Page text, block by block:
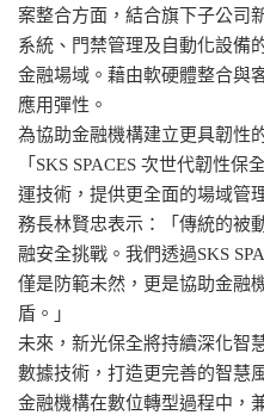
案整合方面，結合旗下子公司
系統、門禁管理及自動化設備
金融場域。藉由軟硬體整合與
應用彈性。
為協助金融機構建立更具韌性
「SKS SPACES 次世代韌性
運技術，提供更全面的場域管
務長林賢忠表示：「傳統的被
融安全挑戰。我們透過SKS
僅是防範未然，更是協助金融
盾。」
未來，新光保全將持續深化智
數據技術，打造更完善的智慧
金融機構在數位轉型過程中，